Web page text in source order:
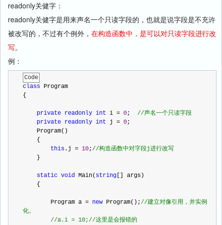
readonly关健字：
readonly关健字是用来声名一个只读字段的，也就是说字段是不充许
被改写的，不过有个例外， 在构造函数中，是可以对只读字段进行改
写。
例：
Code
class Program
{
private readonly int i = 0; //声名一个只读字段
private readonly int j = 0;
    Program()
    {
this.j = 10;//构造函数中对字段j进行改写
    }
static void Main( string [] args)
    {
        Program a
= new Program();//建立对像引用，并实例
化。
//a.i = 10;//这里是会报错的